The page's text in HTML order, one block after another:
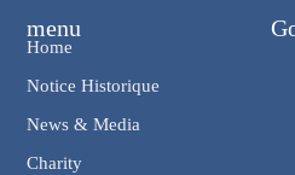
menu
Home
Notice Historique
News & Media
Charity